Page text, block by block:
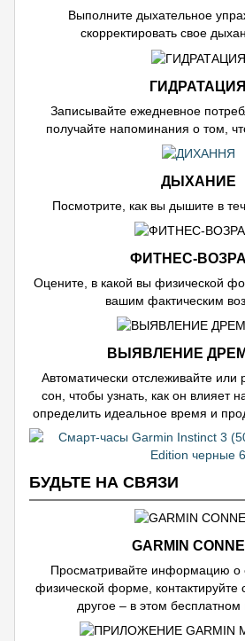
Выполните дыхательное
скорректировать свое
ГИДРАТАЦИЯ
Записывайте ежедневное
получайте напоминания о том,
ДЫХАНИЕ
Посмотрите, как вы дышите в
ФИТНЕС-
Оцените, в какой вы физической
вашим фактическим
ВЫЯВЛЕНИЕ
Автоматически отслеживайте или
сон, чтобы узнать, как он влияет
определить идеальное время и
БУДЬТЕ НА СВЯЗИ
GARMIN
Просматривайте информацию о
физической форме, контактируйте
другое – в этом бесплатном